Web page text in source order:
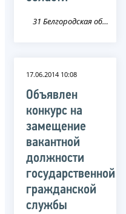
31 Белгородская область
17.06.2014 10:08
Объявлен
конкурс на
замещение
вакантной
должности
государственной
гражданской
службы